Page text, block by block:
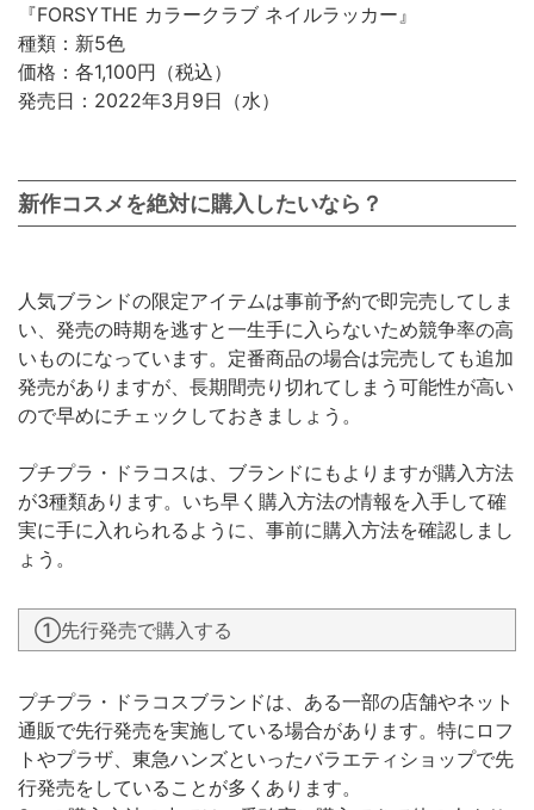
『FORSYTHE カラークラブ ネイルラッカー』
種類：新5色
価格：各1,100円（税込）
発売日：2022年3月9日（水）
新作コスメを絶対に購入したいなら？
人気ブランドの限定アイテムは事前予約で即完売してしま
い、発売の時期を逃すと一生手に入らないため競争率の高
いものになっています。定番商品の場合は完売しても追加
発売がありますが、長期間売り切れてしまう可能性が高い
ので早めにチェックしておきましょう。
プチプラ・ドラコスは、ブランドにもよりますが購入方法
が3種類あります。いち早く購入方法の情報を入手して確
実に手に入れられるように、事前に購入方法を確認しまし
ょう。
①先行発売で購入する
プチプラ・ドラコスブランドは、ある一部の店舗やネット
通販で先行発売を実施している場合があります。特にロフ
トやプラザ、東急ハンズといったバラエティショップで先
行発売をしていることが多くあります。